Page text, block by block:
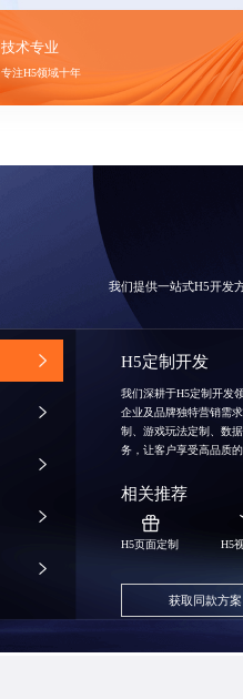
技术专业
专注H5领域十年
我们提供一站式H5开发
H5定制开发
我们深耕于H5定制开发
企业及品牌独特营销需
制、游戏玩法定制、数
务，让客户享受高品质
相关推荐
H5页面定制 H5
获取同款方案